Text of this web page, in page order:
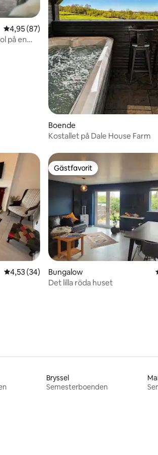
4,95 av 5 i genomsnittligt betyg, 87
4,95 (87)
på en
Boende
Kostallet på Dale House Farm
4,53 av 5 i genomsnittligt betyg, 34
4,53 (34)
Gästfavorit
Gästfavorit
Bungalow
Det lilla röda huset
Bryssel
Semesterboenden